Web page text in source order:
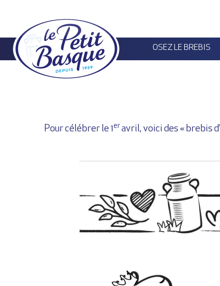
OSEZ LE BREBIS
Pour célébrer le 1er avril, voici des « brebis